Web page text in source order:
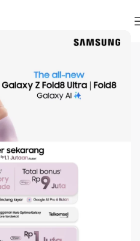
LENGKAP
Layar
Tanpa
26, 2026